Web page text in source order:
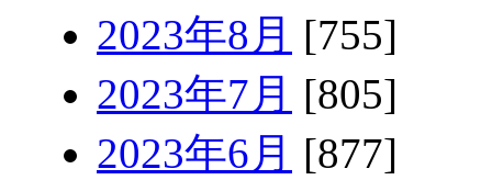
2023年8月 [755]
2023年7月 [805]
2023年6月 [877]